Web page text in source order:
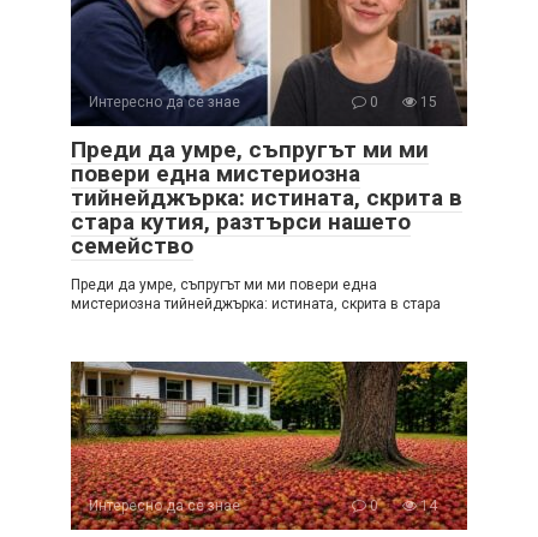
Интересно да се знае 0 15
Преди да умре, съпругът ми ми
повери една мистериозна
тийнейджърка: истината, скрита в
стара кутия, разтърси нашето
семейство
Преди да умре, съпругът ми ми повери една
мистериозна тийнейджърка: истината, скрита в стара
Интересно да се знае 0 14